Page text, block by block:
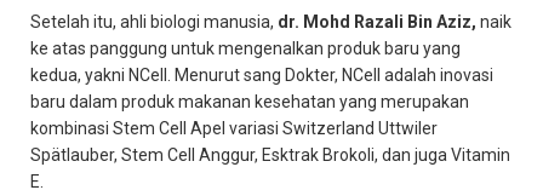
Setelah itu, ahli biologi manusia, dr. Mohd Razali Bin Aziz, naik
ke atas panggung untuk mengenalkan produk baru yang
kedua, yakni NCell. Menurut sang Dokter, NCell adalah inovasi
baru dalam produk makanan kesehatan yang merupakan
kombinasi Stem Cell Apel variasi Switzerland Uttwiler
Spätlauber, Stem Cell Anggur, Esktrak Brokoli, dan juga Vitamin
E.